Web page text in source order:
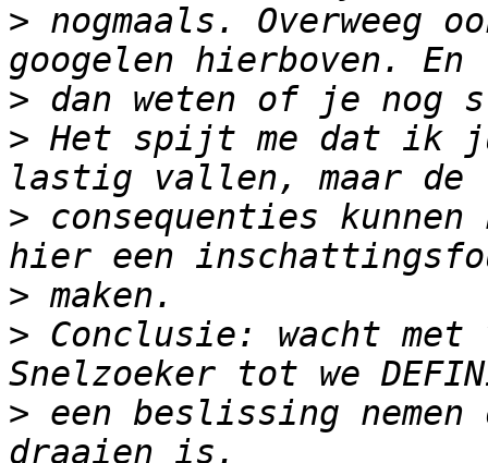
> nogmaals. Overweeg
>
> Het spijt me dat ik
> consequenties
>
> Conclusie: wacht met
> een beslissing